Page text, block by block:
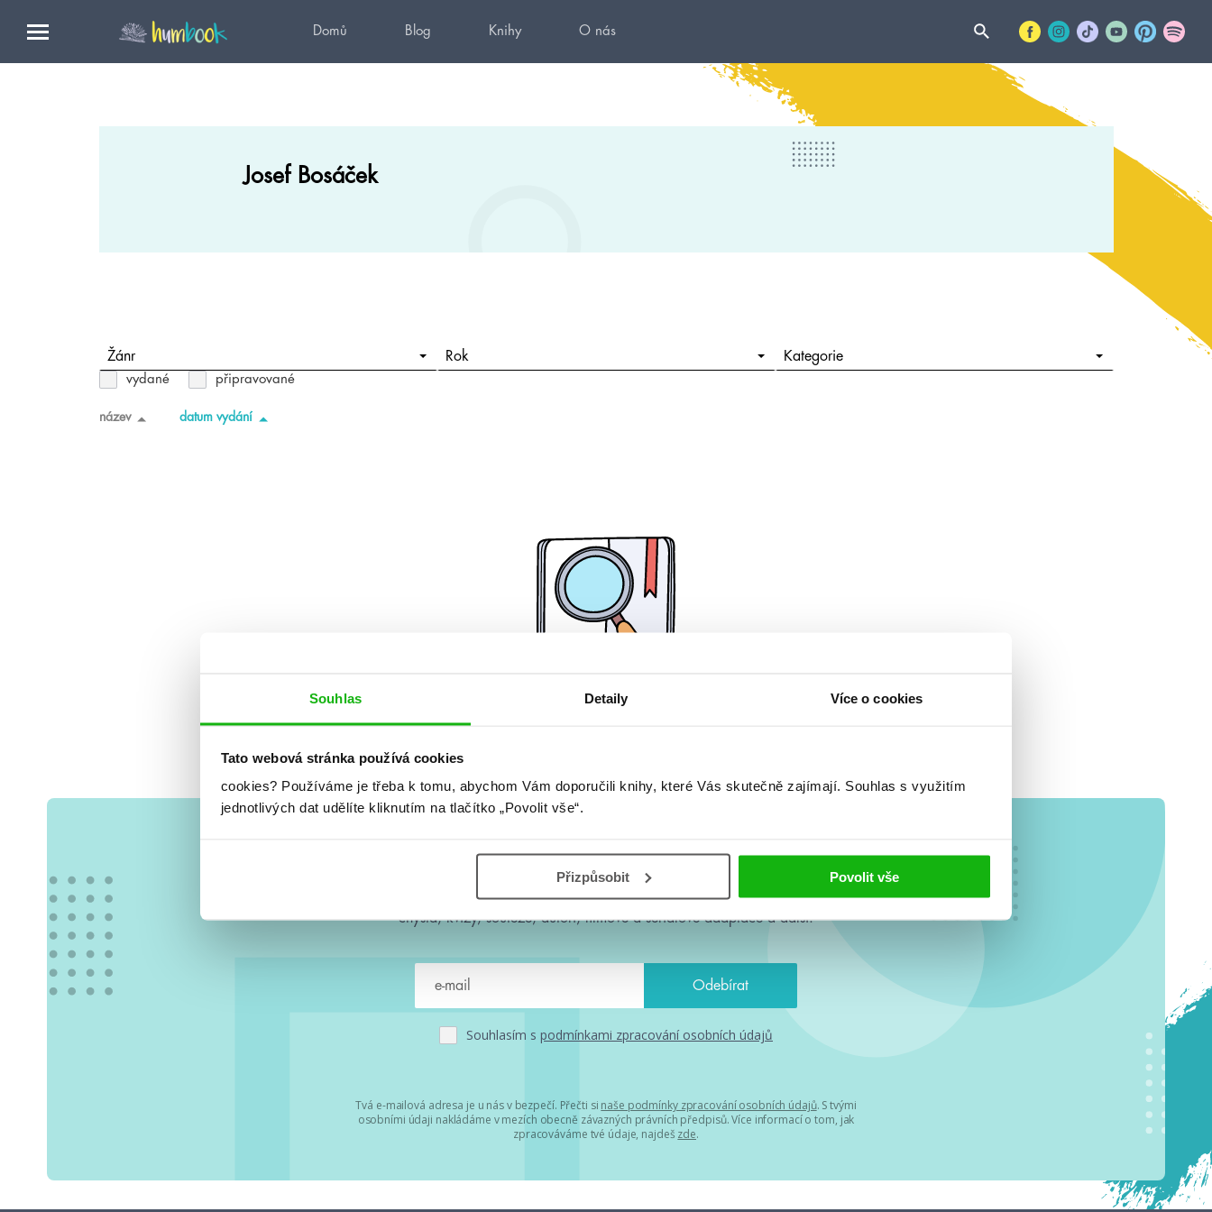
Souhlas Detaily Více o cookies
Tato webová stránka používá cookies
cookies? Používáme je třeba k tomu, abychom Vám doporučili knihy, které Vás skutečně zajímají. Souhlas s využitím
jednotlivých dat udělíte kliknutím na tlačítko „Povolit vše“.
Přizpůsobit Povolit vše
Domů Blog Knihy O nás
Josef Bosáček
Žánr Rok Kategorie
vydané připravované
název datum vydání
#HumbookNews
Vše kolem #youngadult každý měsíc rovnou do mailu! Nové knihy, co se
chystá, kvízy, soutěže, autoři, filmové a seriálové adaptace a další.
Souhlasím s podmínkami zpracování osobních údajů
Tvá e-mailová adresa je u nás v bezpečí. Přečti si naše podmínky zpracování osobních údajů. S tvými
osobními údaji nakládáme v mezích obecně závazných právních předpisů. Více informací o tom, jak
zpracováváme tvé údaje, najdeš zde.